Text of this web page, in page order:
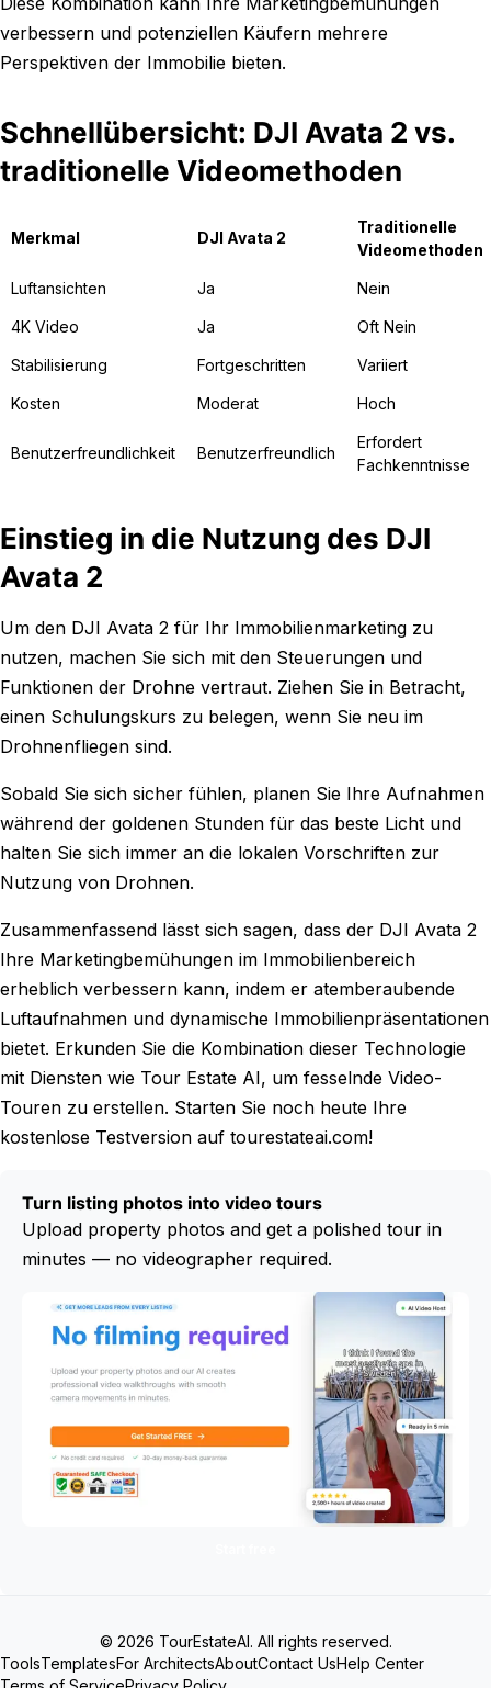
verbessern und potenziellen Käufern mehrere
Perspektiven der Immobilie bieten.
Schnellübersicht: DJI Avata 2 vs.
traditionelle Videomethoden
Merkmal DJI Avata 2
Traditionelle
Videomethoden
Luftansichten Ja Nein
4K Video Ja Oft Nein
Stabilisierung Fortgeschritten Variiert
Kosten Moderat Hoch
Benutzerfreundlichkeit Benutzerfreundlich
Erfordert
Fachkenntnisse
Einstieg in die Nutzung des DJI
Avata 2
Um den DJI Avata 2 für Ihr Immobilienmarketing zu
nutzen, machen Sie sich mit den Steuerungen und
Funktionen der Drohne vertraut. Ziehen Sie in Betracht,
einen Schulungskurs zu belegen, wenn Sie neu im
Drohnenfliegen sind.
Sobald Sie sich sicher fühlen, planen Sie Ihre Aufnahmen
während der goldenen Stunden für das beste Licht und
halten Sie sich immer an die lokalen Vorschriften zur
Nutzung von Drohnen.
Zusammenfassend lässt sich sagen, dass der DJI Avata 2
Ihre Marketingbemühungen im Immobilienbereich
erheblich verbessern kann, indem er atemberaubende
Luftaufnahmen und dynamische Immobilienpräsentationen
bietet. Erkunden Sie die Kombination dieser Technologie
mit Diensten wie Tour Estate AI, um fesselnde Video-
Touren zu erstellen. Starten Sie noch heute Ihre
kostenlose Testversion auf tourestateai.com!
Turn listing photos into video tours
Upload property photos and get a polished tour in
minutes — no videographer required.
© 2026 TourEstateAI. All rights reserved.
ToolsTemplatesFor ArchitectsAboutContact UsHelp Center